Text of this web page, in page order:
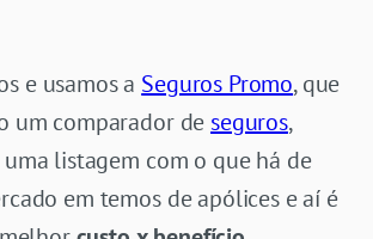
e usamos a Seguros Promo, que
um comparador de seguros,
listagem com o que há de
em temos de apólices e aí é